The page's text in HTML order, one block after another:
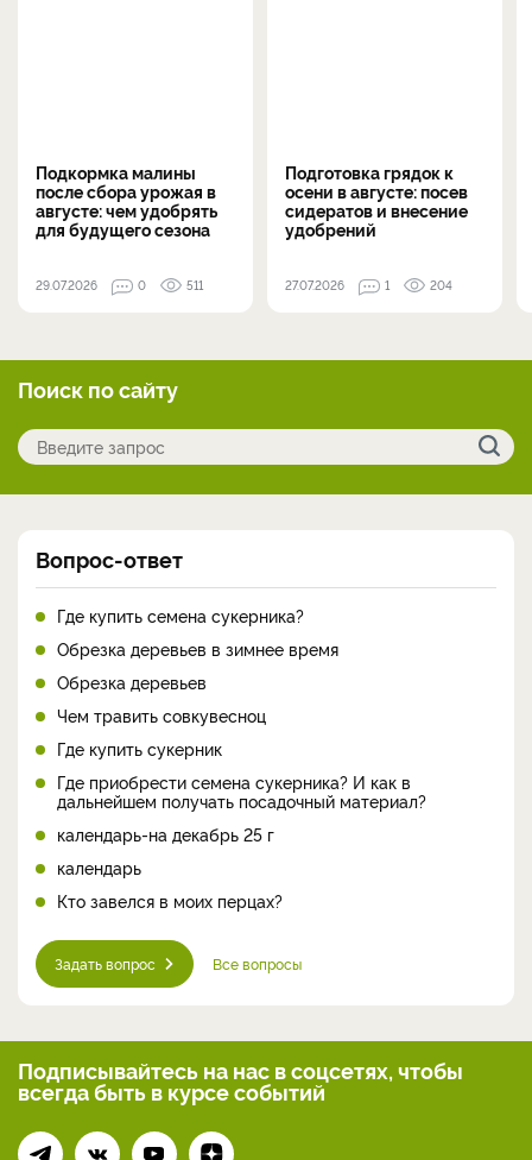
Подкормка малины
после сбора урожая в
августе: чем удобрять
для будущего сезона
29.07.2026 0 511
Подготовка грядок к
осени в августе: посев
сидератов и внесение
удобрений
27.07.2026 1 204
Поиск по сайту
Вопрос-ответ
Где купить семена сукерника?
Обрезка деревьев в зимнее время
Обрезка деревьев
Чем травить совкувесноц
Где купить сукерник
Где приобрести семена сукерника? И как в
дальнейшем получать посадочный материал?
календарь-на декабрь 25 г
календарь
Кто завелся в моих перцах?
Задать вопрос Все вопросы
Подписывайтесь на нас в соцсетях, чтобы
всегдабыть в курсе событий